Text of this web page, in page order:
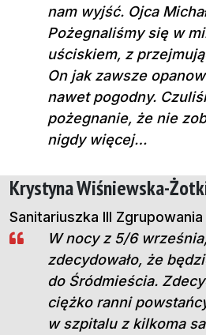
nam wyjść. Ojca
Pożegnaliśmy się w
uściskiem, z
On jak zawsze
nawet pogodny.
pożegnanie, że nie
nigdy więcej…
Krystyna Wiśniewska-
Sanitariuszka III Zgrupowania
W nocy z 5/6
zdecydowało, że
do Śródmieścia.
ciężko ranni
w szpitalu z kilkoma